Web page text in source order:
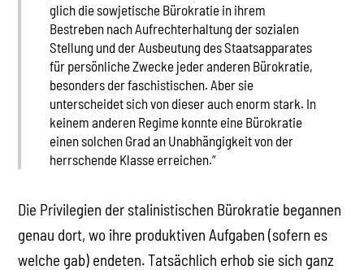
glich die sowjetische Bürokratie in ihrem
Bestreben nach Aufrechterhaltung der sozialen
Stellung und der Ausbeutung des Staatsapparates
für persönliche Zwecke jeder anderen Bürokratie,
besonders der faschistischen. Aber sie
unterscheidet sich von dieser auch enorm stark. In
keinem anderen Regime konnte eine Bürokratie
einen solchen Grad an Unabhängigkeit von der
herrschende Klasse erreichen.“
Die Privilegien der stalinistischen Bürokratie begannen
genau dort, wo ihre produktiven Aufgaben (sofern es
welche gab) endeten. Tatsächlich erhob sie sich ganz